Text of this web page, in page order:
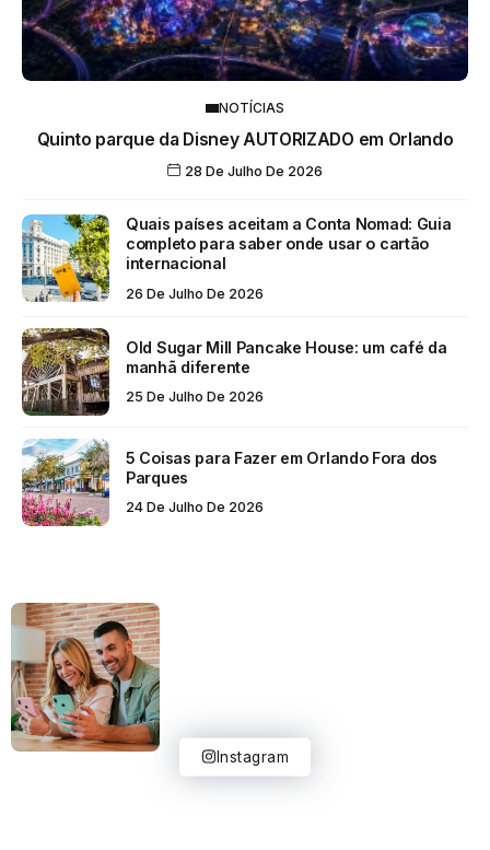
NOTÍCIAS
Quinto parque da Disney AUTORIZADO em Orlando
28 De Julho De 2026
Quais países aceitam a Conta Nomad: Guia
completo para saber onde usar o cartão
internacional
26 De Julho De 2026
Old Sugar Mill Pancake House: um café da
manhã diferente
25 De Julho De 2026
5 Coisas para Fazer em Orlando Fora dos
Parques
24 De Julho De 2026
Instagram